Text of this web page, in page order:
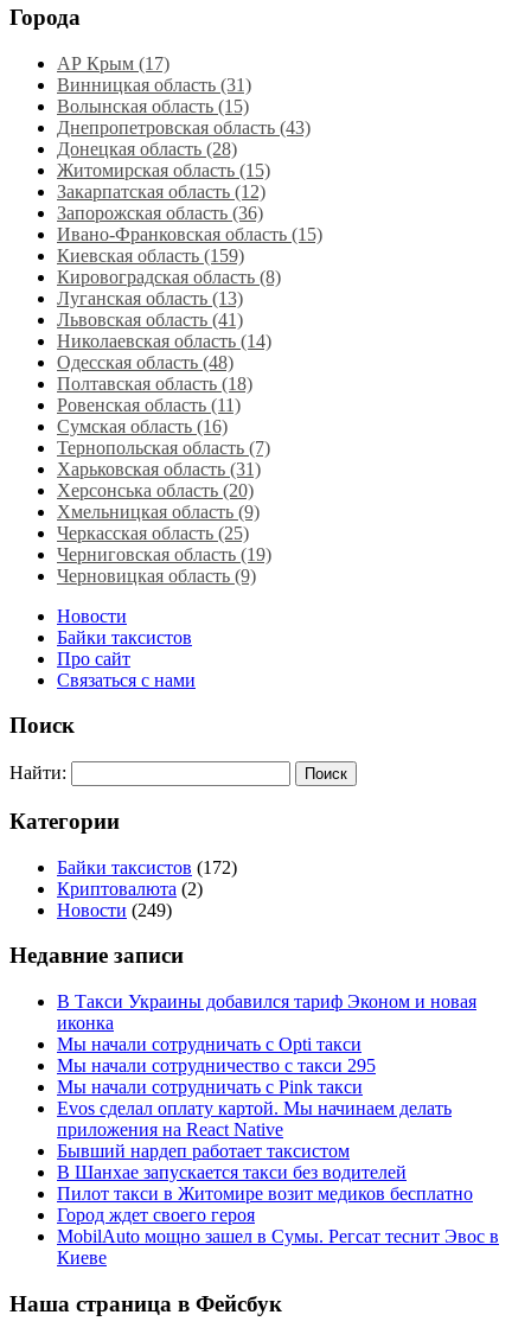
Города
АР Крым (17)
Винницкая область (31)
Волынская область (15)
Днепропетровская область‎ (43)
Донецкая область (28)
Житомирская область (15)
Закарпатская область (12)
Запорожская область (36)
Ивано-Франковская область (15)
Киевская область (159)
Кировоградская область (8)
Луганская область‎ (13)
Львовская область‎ (41)
Николаевская область‎ (14)
Одесская область‎ (48)
Полтавская область (18)
Ровенская область‎ (11)
Сумская область‎ (16)
Тернопольская область‎ (7)
Харьковская область‎ (31)
Херсонська область‎ (20)
Хмельницкая область‎ (9)
Черкасская область‎ (25)
Черниговская область (19)
Черновицкая область (9)
Новости
Байки таксистов
Про сайт
Связаться с нами
Поиск
Найти:
Категории
Байки таксистов (172)
Криптовалюта (2)
Новости (249)
Недавние записи
В Такси Украины добавился тариф Эконом и новая
иконка
Мы начали сотрудничать с Opti такси
Мы начали сотрудничество с такси 295
Мы начали сотрудничать с Pink такси
Evos сделал оплату картой. Мы начинаем делать
приложения на React Native
Бывший нардеп работает таксистом
В Шанхае запускается такси без водителей
Пилот такси в Житомире возит медиков бесплатно
Город ждет своего героя
MobilAuto мощно зашел в Сумы. Регсат теснит Эвос в
Киеве
Наша страница в Фейсбук